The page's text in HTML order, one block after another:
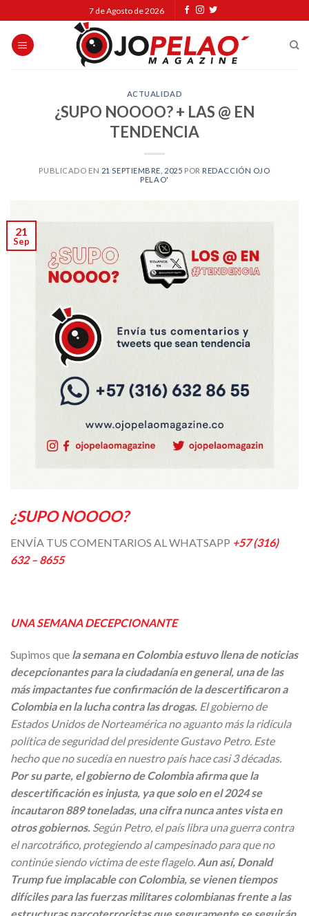
to
content
7 de Agosto de 2026
ACTUALIDAD
¿SUPO NOOOO? + LAS @ EN
TENDENCIA
PUBLICADO EN 21 SEPTIEMBRE, 2025 POR REDACCIÓN OJO
PELAO'
21
Sep
¿SUPO NOOOO?
ENVÍA TUS COMENTARIOS AL WHATSAPP +57 (316)
632 – 8655
UNA SEMANA DECEPCIONANTE
Supimos que la semana en Colombia estuvo llena de noticias
decepcionantes para la ciudadanía en general, una de las
más impactantes fue confirmación de la descertificaron a
Colombia en la lucha contra las drogas. El gobierno de
Estados Unidos de Norteamérica no aguanto más la ridícula
política de seguridad del presidente Gustavo Petro. Este
hecho que no sucedía en nuestro país hace casi 3 décadas.
Por su parte, el gobierno de Colombia afirma que la
descertificación es injusta, ya que solo en el 2024 se
incautaron 889 toneladas, una cifra nunca antes vista en
otros gobiernos. Según Petro, el país libra una guerra contra
el narcotráfico, protegiendo al campesinado para que no
continúe siendo víctima de este flagelo. Aun así, Donald
Trump fue implacable con Colombia, se vienen tiempos
difíciles para las fuerzas militares colombianas frente a las